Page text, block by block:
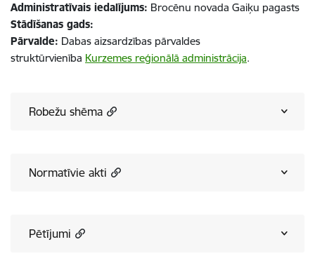
Administratīvais iedalījums: Brocēnu novada Gaiķu pagasts
Stādīšanas gads:
Pārvalde: Dabas aizsardzības pārvaldes
struktūrvienība Kurzemes reģionālā administrācija.
Robežu shēma
Normatīvie akti
Pētījumi